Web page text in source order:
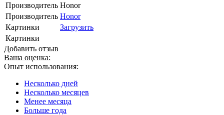
Производитель Honor
Производитель Honor
Картинки
Загрузить
Картинки
Добавить отзыв
Ваша оценка:
Опыт использования:
Несколько дней
Несколько месяцев
Менее месяца
Больше года